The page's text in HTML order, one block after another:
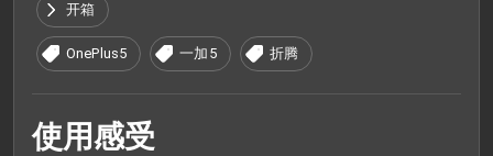
开箱
OnePlus5 一加5 折腾
使用感受